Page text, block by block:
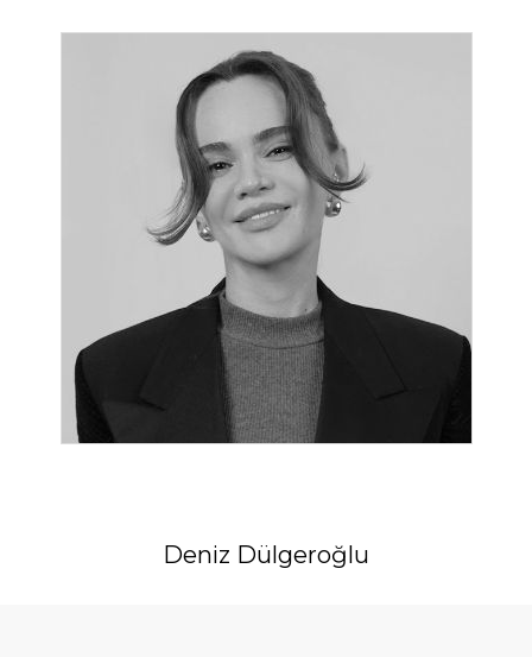
Deniz Dülgeroğlu